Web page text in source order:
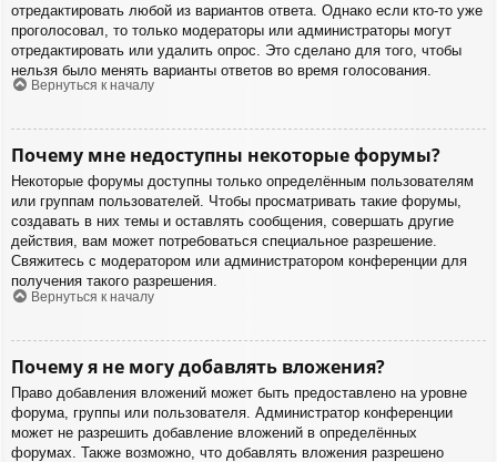
отредактировать любой из вариантов ответа. Однако если кто-то уже
проголосовал, то только модераторы или администраторы могут
отредактировать или удалить опрос. Это сделано для того, чтобы
нельзя было менять варианты ответов во время голосования.
Вернуться к началу
Почему мне недоступны некоторые форумы?
Некоторые форумы доступны только определённым пользователям
или группам пользователей. Чтобы просматривать такие форумы,
создавать в них темы и оставлять сообщения, совершать другие
действия, вам может потребоваться специальное разрешение.
Свяжитесь с модератором или администратором конференции для
получения такого разрешения.
Вернуться к началу
Почему я не могу добавлять вложения?
Право добавления вложений может быть предоставлено на уровне
форума, группы или пользователя. Администратор конференции
может не разрешить добавление вложений в определённых
форумах. Также возможно, что добавлять вложения разрешено